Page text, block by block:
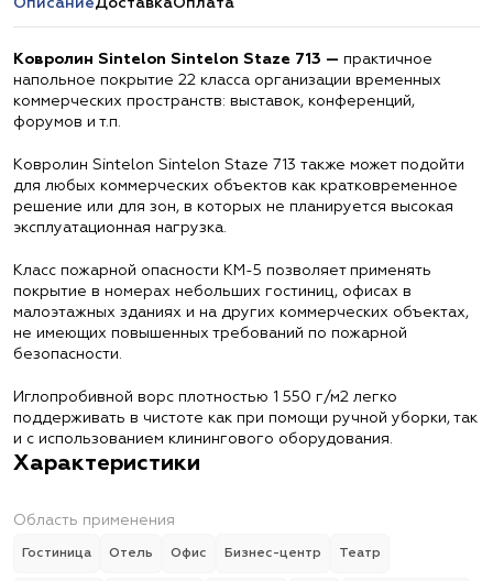
ОписаниеДоставкаОплата
Ковролин Sintelon Sintelon Staze 713 — практичное
напольное покрытие 22 класса организации временных
коммерческих пространств: выставок, конференций,
форумов и т.п.
Ковролин Sintelon Sintelon Staze 713 также может подойти
для любых коммерческих объектов как кратковременное
решение или для зон, в которых не планируется высокая
эксплуатационная нагрузка.
Класс пожарной опасности КМ-5 позволяет применять
покрытие в номерах небольших гостиниц, офисах в
малоэтажных зданиях и на других коммерческих объектах,
не имеющих повышенных требований по пожарной
безопасности.
Иглопробивной ворс плотностью 1 550 г/м2 легко
поддерживать в чистоте как при помощи ручной уборки, так
и с использованием клинингового оборудования.
Характеристики
Область применения
Гостиница Отель Офис Бизнес-центр Театр